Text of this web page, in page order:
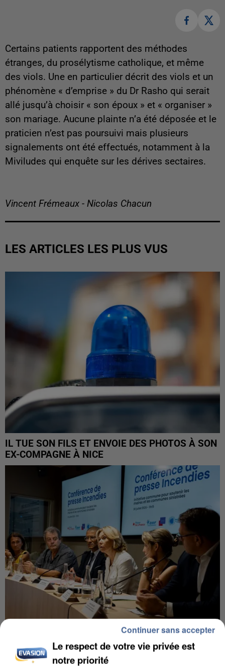
Certains patients rapportent des méthodes
étranges, du prosélytisme catholique, et même
des viols. Une en particulier décrit des viols et un
phénomène « d’emprise » du Dr Rasho qui serait
allé jusqu’à choisir « son époux » et « organiser »
son mariage. Aucune plainte n’a été déposée et le
praticien n’est pas poursuivi mais plusieurs
signalements ont été effectués, notamment à la
Miviludes qui enquête sur les dérives sectaires.
Vincent Frémeaux - Nicolas Chacun
LES ARTICLES LES PLUS VUS
IL TUE SON FILS ET ENVOIE DES PHOTOS À SON
EX-COMPAGNE À NICE
INCENDIES : L’ÎLE-DE-FRANCE LANCE UN ÉLAN
DE SOLIDARITÉ AVEC LES...
Le respect de votre vie privée est
notre priorité
Continuer sans accepter